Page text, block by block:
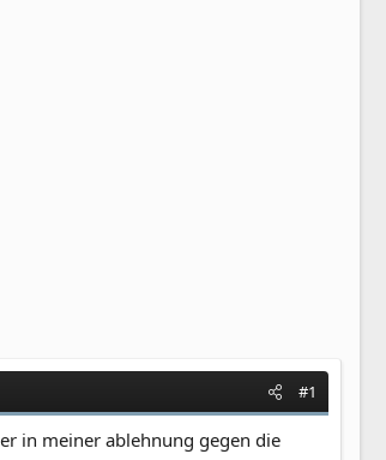
#1
in meiner ablehnung gegen die